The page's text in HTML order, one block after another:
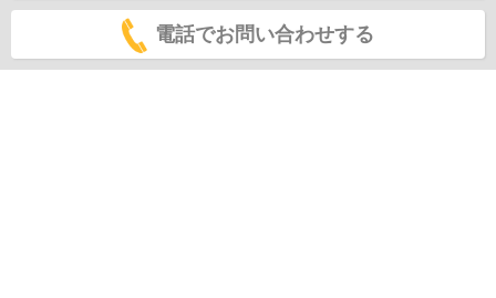
電話でお問い合わせする